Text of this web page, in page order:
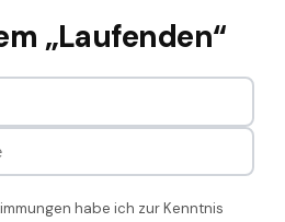
„Laufenden“
habe ich zur Kenntnis